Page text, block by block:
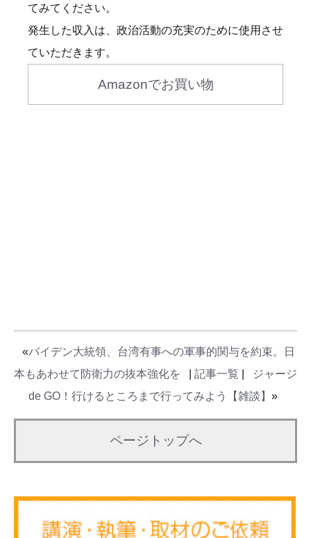
てみてください。
発生した収入は、政治活動の充実のために使用させ
ていただきます。
Amazonでお買い物
«バイデン大統領、台湾有事への軍事的関与を約束。日
本もあわせて防衛力の抜本強化を
記事一覧
ジャージ
de GO！行けるところまで行ってみよう【雑談】 »
ページトップへ